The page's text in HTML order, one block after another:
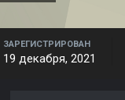
ЗАРЕГИСТРИРОВАН
19 декабря, 2021